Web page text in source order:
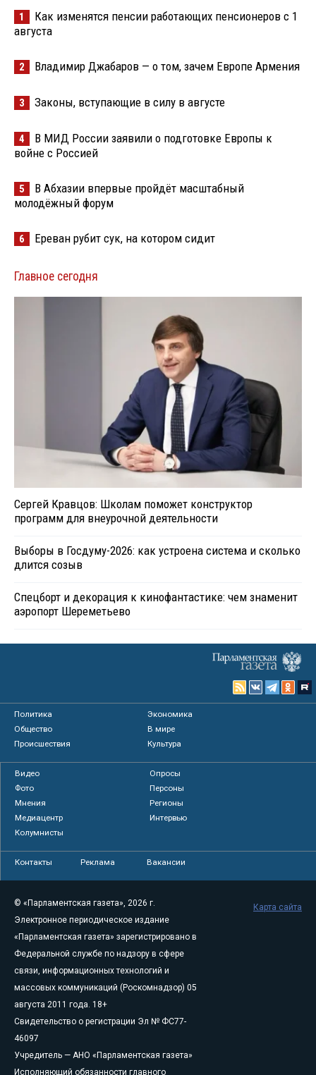
1
Как изменятся пенсии работающих пенсионеров с 1
августа
2 Владимир Джабаров — о том, зачем Европе Армения
3 Законы, вступающие в силу в августе
4
В МИД России заявили о подготовке Европы к
войне с Россией
5
В Абхазии впервые пройдёт масштабный
молодёжный форум
6 Ереван рубит сук, на котором сидит
Главное сегодня
Сергей Кравцов: Школам поможет конструктор
программ для внеурочной деятельности
Выборы в Госдуму-2026: как устроена система и сколько
длится созыв
Спецборт и декорация к кинофантастике: чем знаменит
аэропорт Шереметьево
Политика
Экономика
Общество
В мире
Происшествия
Культура
Видео
Опросы
Фото
Персоны
Мнения
Регионы
Медиацентр
Интервью
Колумнисты
Контакты Реклама Вакансии
© «Парламентская газета», 2026 г.
Электронное периодическое издание
«Парламентская газета» зарегистрировано в
Федеральной службе по надзору в сфере
связи, информационных технологий и
массовых коммуникаций (Роскомнадзор) 05
августа 2011 года. 18+
Свидетельство о регистрации Эл № ФС77-
46097
Учредитель — АНО «Парламентская газета»
Исполняющий обязанности главного
Карта сайта